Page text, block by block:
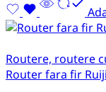
Routere, routere
Router fara fir